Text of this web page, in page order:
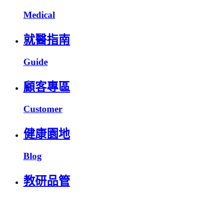
Medical
就醫指南
Guide
顧客專區
Customer
健康園地
Blog
教研品管